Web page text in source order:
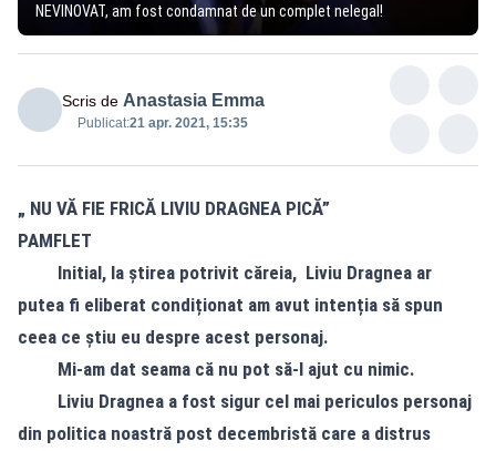
NEVINOVAT, am fost condamnat de un complet nelegal!
Scris de Anastasia Emma
Publicat:21 apr. 2021, 15:35
„ NU VĂ FIE FRICĂ LIVIU DRAGNEA PICĂ”
PAMFLET
​ Initial, la știrea potrivit căreia, Liviu Dragnea ar
putea fi eliberat condiționat am avut intenția să spun
ceea ce știu eu despre acest personaj.
​ Mi-am dat seama că nu pot să-l ajut cu nimic.
​ Liviu Dragnea a fost sigur cel mai periculos personaj
din politica noastră post decembristă care a distrus